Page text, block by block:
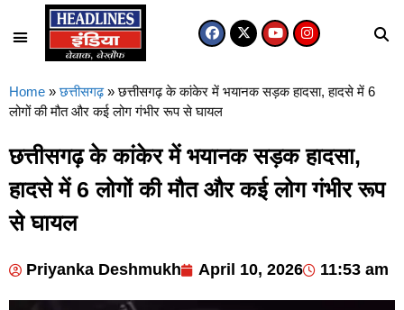
Home » छत्तीसगढ़ »छत्तीसगढ़ के कांकेर में भयानक सड़क हादसा, हादसे में 6
लोगों की मौत और कई लोग गंभीर रूप से घायल
छत्तीसगढ़ के कांकेर में भयानक सड़क हादसा,
हादसे में 6 लोगों की मौत और कई लोग गंभीर रूप
से घायल
Priyanka Deshmukh April 10, 2026 11:53 am